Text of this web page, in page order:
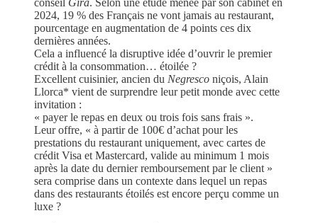
2024, 19 % des Français ne vont jamais au restaurant,
pourcentage en augmentation de 4 points ces dix
dernières années.
Cela a influencé la disruptive idée d’ouvrir le premier
crédit à la consommation… étoilée ?
Excellent cuisinier, ancien du Negresco niçois, Alain
Llorca* vient de surprendre leur petit monde avec cette
invitation :
« payer le repas en deux ou trois fois sans frais ».
Leur offre, « à partir de 100€ d’achat pour les
prestations du restaurant uniquement, avec cartes de
crédit Visa et Mastercard, valide au minimum 1 mois
après la date du dernier remboursement par le client »
sera comprise dans un contexte dans lequel un repas
dans des restaurants étoilés est encore perçu comme un
luxe ?